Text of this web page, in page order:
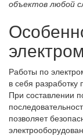
объектов любой
Работы по
в себя разработку
При составлении
позволяет